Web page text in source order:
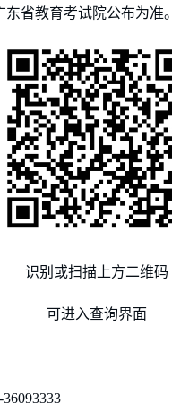
省教育考试院公布为准。
识别或扫描上方二维码
可进入查询界面